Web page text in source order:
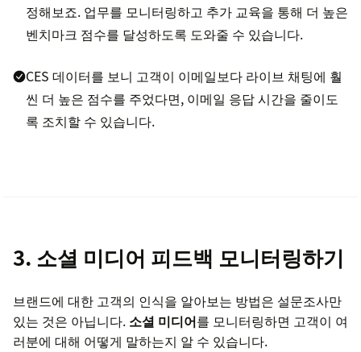
정해보죠. 업무를 모니터링하고 추가 교육을 통해 더 높은
벤치마크 점수를 달성하도록 도와줄 수 있습니다.
CES 데이터를 보니 고객이 이메일보다 라이브 채팅에 훨
씬 더 높은 점수를 주었다면, 이메일 응답 시간을 줄이도
록 조치할 수 있습니다.
3. 소셜 미디어 피드백 모니터링하기
브랜드에 대한 고객의 인식을 알아보는 방법은 설문조사만
있는 것은 아닙니다. 소셜 미디어를 모니터링하면 고객이 여
러분에 대해 어떻게 말하는지 알 수 있습니다.